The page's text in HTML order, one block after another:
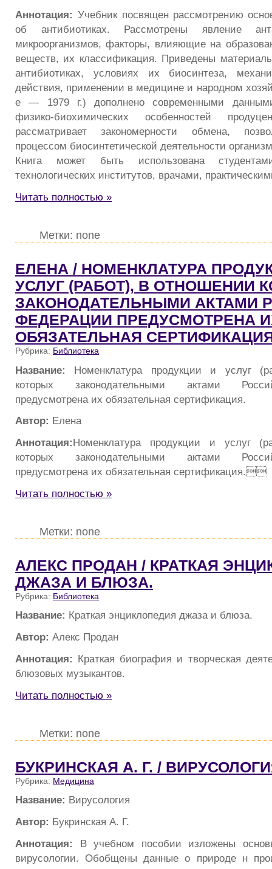
Аннотация: Учебник посвящен рассмотрению
об антибиотиках. Рассмотрены явление
микроорганизмов, факторы, влияющие на
веществ, их классификация. Приведены
антибиотиках, условиях их биосинтеза,
действия, применении в медицине и народном
е — 1979 г.) дополнено современными
физико-биохимических особенностей
рассматривает закономерности обмена,
процессом биосинтетической деятельности
Книга может быть использована
технологических институтов, врачами,
Читать полностью »
Метки: none
ЕЛЕНА / НОМЕНКЛАТУРА
УСЛУГ (РАБОТ), В ОТНОШЕНИИ
ЗАКОНОДАТЕЛЬНЫМИ АКТАМИ
ФЕДЕРАЦИИ ПРЕДУСМОТРЕНА
ОБЯЗАТЕЛЬНАЯ
Рубрика: Библиотека
Название: Номенклатура продукции и услуг
которых законодательными актами
предусмотрена их обязательная сертификация.
Автор: Елена
Аннотация:Номенклатура продукции и услуг
которых законодательными актами
предусмотрена их обязательная сертификация.
Читать полностью »
Метки: none
АЛЕКС ПРОДАН / КРАТКАЯ
ДЖАЗА И БЛЮЗА.
Рубрика: Библиотека
Название: Краткая энциклопедия джаза и блюза.
Автор: Алекс Продан
Аннотация: Краткая биография и творческая
блюзовых музыкантов.
Читать полностью »
Метки: none
БУКРИНСКАЯ А. Г. /
Рубрика: Медицина
Название: Вирусология
Автор: Букринская А. Г.
Аннотация: В учебном пособии изложены
вирусологии. Обобщены данные о природе н